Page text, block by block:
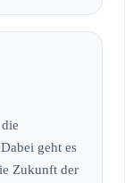
geht es
Zukunft der